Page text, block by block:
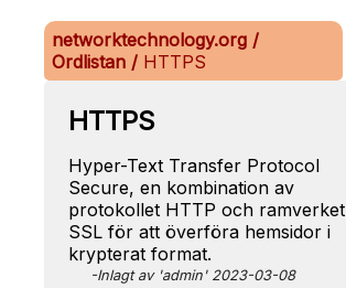
networktechnology.org /
Ordlistan / HTTPS
HTTPS
Hyper-Text Transfer Protocol
Secure, en kombination av
protokollet HTTP och ramverket
SSL för att överföra hemsidor i
krypterat format.
-Inlagt av 'admin' 2023-03-08